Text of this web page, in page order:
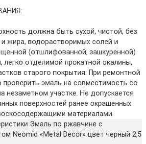
должна быть сухой, чистой, без
жира, водорастворимых солей и
(отшлифованной, зашкуренной)
отделимой прокатной окалины,
старого покрытия. При ремонтной
проверить эмаль на совместимость со
незаметном участке. Не допускается
поверхностей ранее окрашенных
материалами.
Эмаль по ржавчине с
Neomid «Metal Decor» цвет черный 2,5